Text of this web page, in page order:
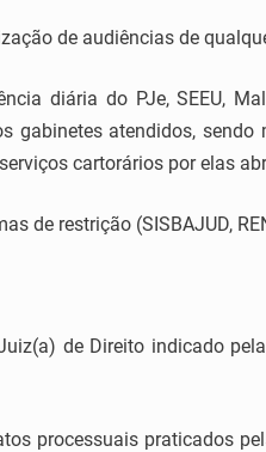
de audiências de
diária do PJe, SEEU,
gabinetes atendidos,
cartorários por elas
de restrição (SISBAJUD,
de Direito indicado
processuais praticados